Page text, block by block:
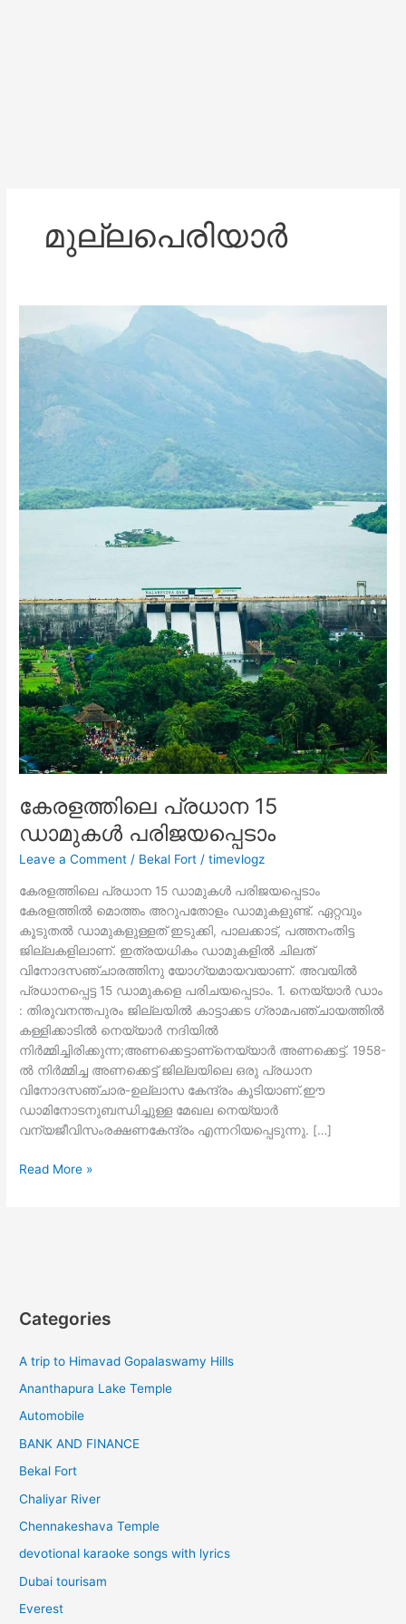
മുല്ലപെരിയാർ
കേരളത്തിലെ പ്രധാന 15
ഡാമുകൾ പരിജയപ്പെടാം
Leave a Comment / Bekal Fort /timevlogz
കേരളത്തിലെ പ്രധാന 15 ഡാമുകൾ പരിജയപ്പെടാം
കേരളത്തിൽ മൊത്തം അറുപതോളം ഡാമുകളുണ്ട്. ഏറ്റവും
കൂടുതൽ ഡാമുകളുള്ളത് ഇടുക്കി, പാലക്കാട്, പത്തനംതിട്ട
ജില്ലകളിലാണ്. ഇത്രയധികം ഡാമുകളിൽ ചിലത്
വിനോദസഞ്ചാരത്തിനു യോഗ്യമായവയാണ്. അവയിൽ
പ്രധാനപ്പെട്ട 15 ഡാമുകളെ പരിചയപ്പെടാം. 1. നെയ്യാർ ഡാം
: തിരുവനന്തപുരം ജില്ലയിൽ കാട്ടാക്കട ഗ്രാമപഞ്ചായത്തിൽ
കള്ളിക്കാടിൽ നെയ്യാർ നദിയിൽ
നിർമ്മിച്ചിരിക്കുന്ന;അണക്കെട്ടാണ്നെയ്യാർ അണക്കെട്ട്. 1958-
ൽ നിർമ്മിച്ച അണക്കെട്ട് ജില്ലയിലെ ഒരു പ്രധാന
വിനോദസഞ്ചാര-ഉല്ലാസ കേന്ദ്രം കൂടിയാണ്.ഈ
ഡാമിനോടനുബന്ധിച്ചുള്ള മേഖല നെയ്യാർ
വന്യജീവിസംരക്ഷണകേന്ദ്രം എന്നറിയപ്പെടുന്നു. […]
കേരളത്തിലെ
Read More »
Categories
A trip to Himavad Gopalaswamy Hills
Ananthapura Lake Temple
Automobile
BANK AND FINANCE
Bekal Fort
Chaliyar River
Chennakeshava Temple
devotional karaoke songs with lyrics
Dubai tourisam
Everest